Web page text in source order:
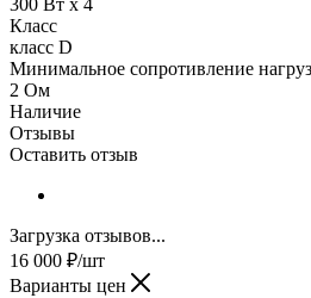
300 Вт x 4
Класс
класс D
Минимальное сопротивление
2 Ом
Наличие
Отзывы
Оставить отзыв
Загрузка отзывов...
16 000 ₽/шт
Варианты цен